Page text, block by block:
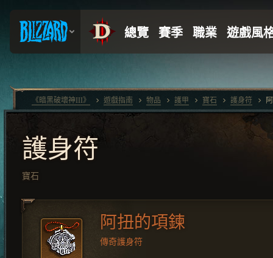
護身符
寶石
阿扭的項鍊
傳奇護身符
《暗黑破壞神III》 遊戲指南 物品 護甲 寶石 護身符